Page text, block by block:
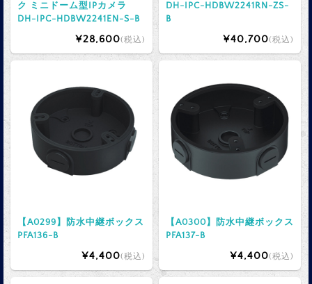
DH-IPC-HDBW2241RN-ZS-
B
¥40,700(税込)
ク ミニドーム型IPカメラ
DH-IPC-HDBW2241EN-S-B
¥28,600(税込)
【A0299】防水中継ボックス
PFA136-B
¥4,400(税込)
【A0300】防水中継ボックス
PFA137-B
¥4,400(税込)